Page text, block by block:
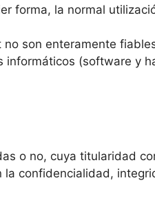
forma, la normal
son enteramente
informáticos (software y
o no, cuya titularidad
la confidencialidad,